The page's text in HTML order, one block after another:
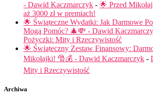
- Dawid Kaczmarczyk - 🌟 Przed
aż 3000 zł w premiach!
🌟 Świąteczne Wydatki: Jak Darmowe
Mogą Pomóc? 🎄💸 - Dawid
Pożyczki: Mity i Rzeczywistość
🌟 Świąteczny Zestaw Finansowy:
Mikołajki! 🎅💰 - Dawid Kaczmarczyk -
Mity i Rzeczywistość
Archiwa